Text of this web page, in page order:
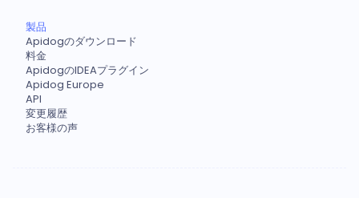
製品
Apidogのダウンロード
料金
ApidogのIDEAプラグイン
Apidog Europe
API
変更履歴
お客様の声